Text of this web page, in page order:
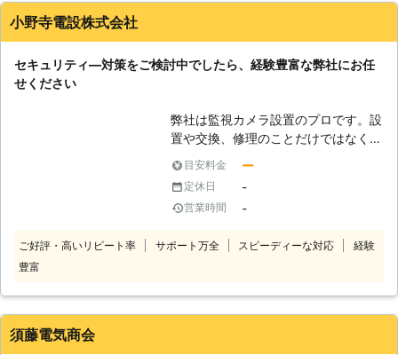
お見積もりだけでも構いませんので、
小野寺電設株式会社
セキュリティ―対策をご検討中でしたら、経験豊富な弊社にお任
せください
弊社は監視カメラ設置のプロです。設
置や交換、修理のことだけではなく、
もちろん防犯知識も兼ね備えておりま
すので、お客様の防犯上の不安なども
しっかりと伺った上で、目的用途に合
わせた監視カメラの設置をご提案いた
から、リーズナブルなタイプまで幅広
目安料金 ー
定休日 -
営業時間 -
ご好評・高いリピート率 サポート万全 スピーディーな対応
経験
豊富
須藤電気商会